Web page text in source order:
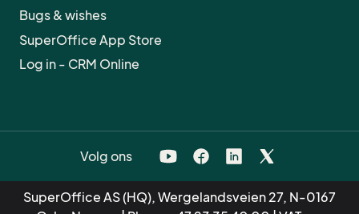
Bugs & wishes
SuperOffice App Store
Log in - CRM Online
Volg ons
SuperOffice AS (HQ), Wergelandsveien 27, N-0167